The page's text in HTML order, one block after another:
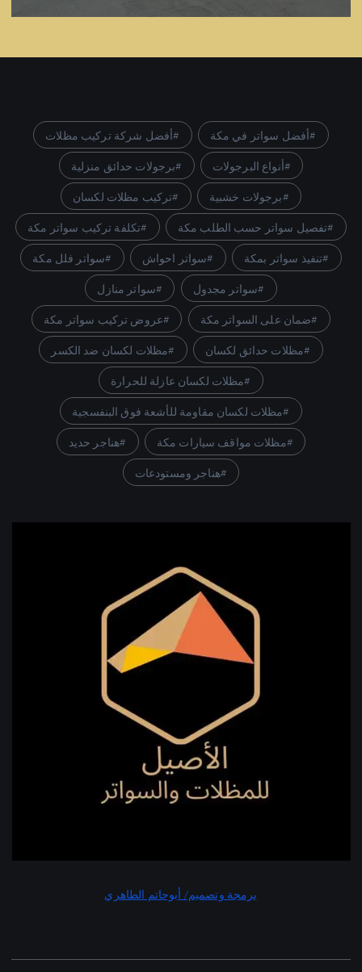
أفضل سواتر في مكة
أفضل شركة تركيب مظلات
أنواع البرجولات
برجولات حدائق منزلية
برجولات خشبية
تركيب مظلات لكسان
تفصيل سواتر حسب الطلب مكة
تكلفة تركيب سواتر مكة
تنفيذ سواتر بمكة
سواتر احواش
سواتر فلل مكة
سواتر مجدول
سواتر منازل
ضمان على السواتر مكة
عروض تركيب سواتر مكة
مظلات حدائق لكسان
مظلات لكسان ضد الكسر
مظلات لكسان عازلة للحرارة
مظلات لكسان مقاومة للأشعة فوق البنفسجية
مظلات مواقف سيارات مكة
هناجر حديد
هناجر ومستودعات
برمجة وتصميم/ أبوحاتم الطاهري